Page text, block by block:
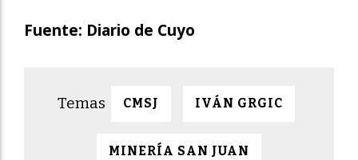
Fuente: Diario de Cuyo
CMSJ IVÁN GRGIC
MINERÍA SAN JUAN